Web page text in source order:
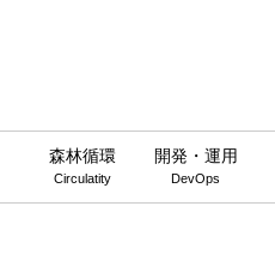
森林循環
Circulatity
開発・運用
DevOps